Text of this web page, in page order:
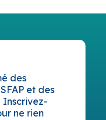
des
et des
Inscrivez-
ne rien